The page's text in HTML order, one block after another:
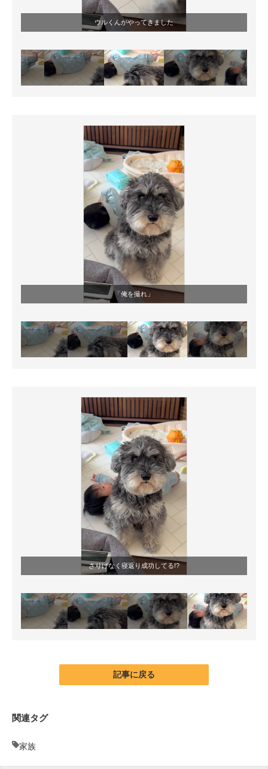
ウルくんがやってきました
「俺を撮れ」
さりげなく寝返り成功してる!?
記事に戻る
関連タグ
家族